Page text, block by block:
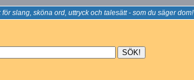
för slang, sköna ord, uttryck och talesätt - som du säger dom!